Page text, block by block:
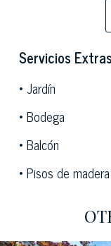
intactos todos
residencias
grandes salones
frescos, suelos
madera,
ventanales de
ofrecen una
panorámicas
nueve
Servicios Extras
Jardín
Bodega
Balcón
Pisos de madera